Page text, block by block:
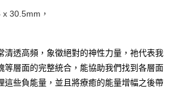
30.5mm，
清透高頻，象徵絕對的神性力量，祂代表我
等層面的完整統合，能協助我們找到各層面
這些負能量，並且將療癒的能量增幅之後帶